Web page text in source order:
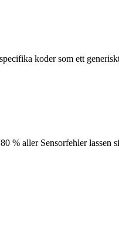
koder som ett
% aller Sensorfehler